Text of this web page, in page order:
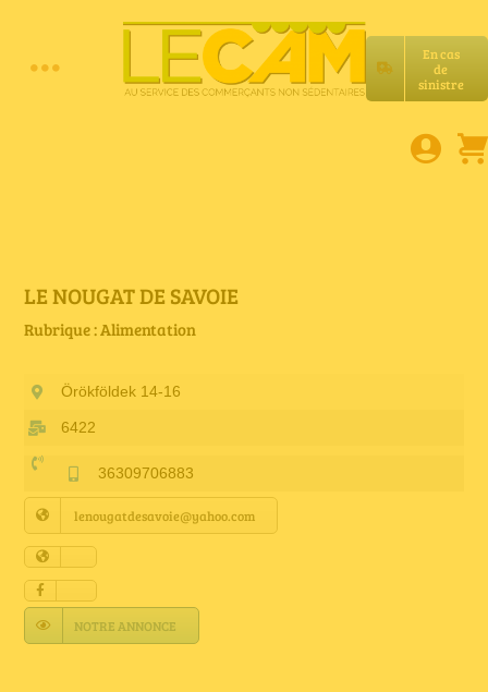
En cas
de
sinistre
Toggle
E-book
Petites annonces
Annuaire Fournisseurs
Actualités
Contact
LE NOUGAT DE SAVOIE
Rubrique : Alimentation
Örökföldek 14-16
6422
36309706883
lenougatdesavoie@yahoo.com
NOTRE ANNONCE